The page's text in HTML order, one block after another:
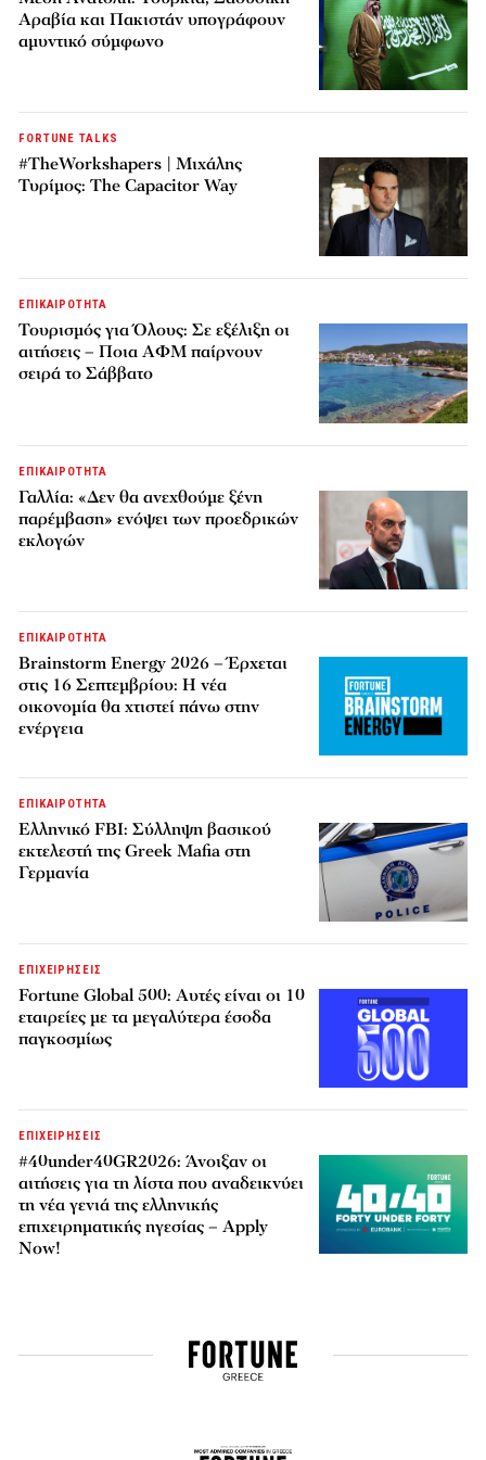
Αραβία και Πακιστάν υπογράφουν
αμυντικό σύμφωνο
FORTUNE TALKS
#TheWorkshapers | Μιχάλης
Τυρίμος: The Capacitor Way
ΕΠΙΚΑΙΡΟΤΗΤΑ
Τουρισμός για Όλους: Σε εξέλιξη οι
αιτήσεις – Ποια ΑΦΜ παίρνουν
σειρά το Σάββατο
ΕΠΙΚΑΙΡΟΤΗΤΑ
Γαλλία: «Δεν θα ανεχθούμε ξένη
παρέμβαση» ενόψει των προεδρικών
εκλογών
ΕΠΙΚΑΙΡΟΤΗΤΑ
Brainstorm Energy 2026 – Έρχεται
στις 16 Σεπτεμβρίου: Η νέα
οικονομία θα χτιστεί πάνω στην
ενέργεια
ΕΠΙΚΑΙΡΟΤΗΤΑ
Ελληνικό FBI: Σύλληψη βασικού
εκτελεστή της Greek Mafia στη
Γερμανία
ΕΠΙΧΕΙΡΗΣΕΙΣ
Fortune Global 500: Αυτές είναι οι 10
εταιρείες με τα μεγαλύτερα έσοδα
παγκοσμίως
ΕΠΙΧΕΙΡΗΣΕΙΣ
#40under40GR2026: Άνοιξαν οι
αιτήσεις για τη λίστα που αναδεικνύει
τη νέα γενιά της ελληνικής
επιχειρηματικής ηγεσίας – Apply
Now!